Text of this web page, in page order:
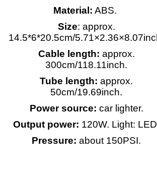
Material: ABS.
Size: approx.
14.5*6*20.5cm/
Cable length: approx.
300cm/118.11inch.
Tube length: approx.
50cm/19.69inch.
Power source: car lighter.
Output power: 120W. Light:
Pressure: about 150PSI.